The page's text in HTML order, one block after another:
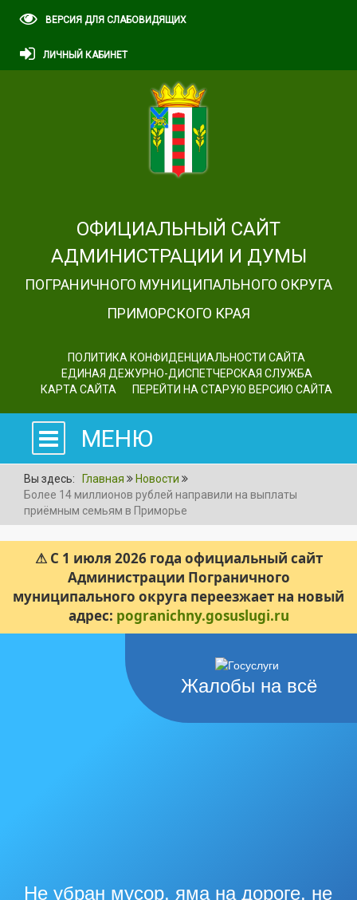
ВЕРСИЯ ДЛЯ СЛАБОВИДЯЩИХ
ЛИЧНЫЙ КАБИНЕТ
ОФИЦИАЛЬНЫЙ САЙТ
АДМИНИСТРАЦИИ И ДУМЫ
ПОГРАНИЧНОГО МУНИЦИПАЛЬНОГО ОКРУГА
ПРИМОРСКОГО КРАЯ
ПОЛИТИКА КОНФИДЕНЦИАЛЬНОСТИ САЙТА
ЕДИНАЯ ДЕЖУРНО-ДИСПЕТЧЕРСКАЯ СЛУЖБА
КАРТА САЙТА
ПЕРЕЙТИ НА СТАРУЮ ВЕРСИЮ САЙТА
МЕНЮ
Вы здесь: Главная
Новости
Более 14 миллионов рублей направили на выплаты
приёмным семьям в Приморье
⚠ С 1 июля 2026 года официальный сайт
Администрации Пограничного
муниципального округа переезжает на новый
адрес: pogranichny.gosuslugi.ru
Жалобы на всё
Не убран мусор, яма на дороге, не